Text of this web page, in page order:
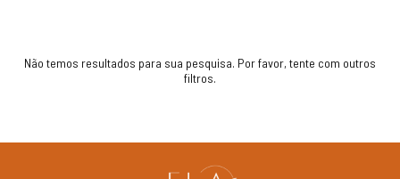
Não temos resultados para sua pesquisa. Por favor, tente com outros
filtros.